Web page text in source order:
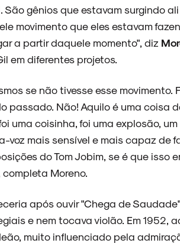
São gênios que estavam surgindo
movimento que eles estavam
a partir daquele momento", diz
em diferentes projetos.
se não tivesse esse movimento.
passado. Não! Aquilo é uma coisa
uma coisinha, foi uma explosão,
voz mais sensível e mais capaz de
do Tom Jobim, se é que isso
Moreno.
após ouvir "Chega de
e nem tocava violão. Em 1952,
muito influenciado pela